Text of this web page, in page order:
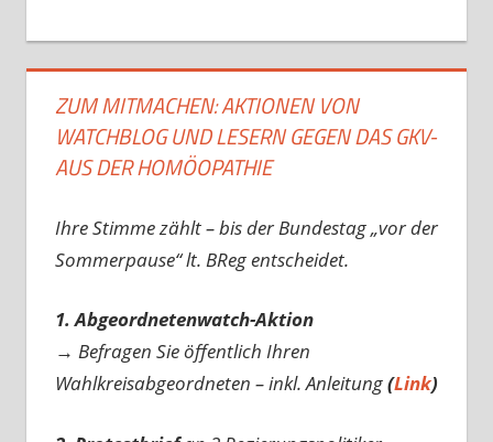
ZUM MITMACHEN: AKTIONEN VON
WATCHBLOG UND LESERN GEGEN DAS GKV-
AUS DER HOMÖOPATHIE
Ihre Stimme zählt – bis der Bundestag „vor der
Sommerpause“ lt. BReg entscheidet.
1. Abgeordnetenwatch-Aktion
→ Befragen Sie öffentlich Ihren
Wahlkreisabgeordneten – inkl. Anleitung(Link)